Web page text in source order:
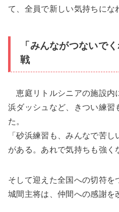
て、全員で新しい気持ちにな
「みんながつないで
戦
恵庭リトルシニアの施設内
浜ダッシュなど、きつい練習
た。
「砂浜練習も、みんなで苦
がある。あれで気持ちも強く
そして迎えた全国への切符を
城間主将は、仲間への感謝を